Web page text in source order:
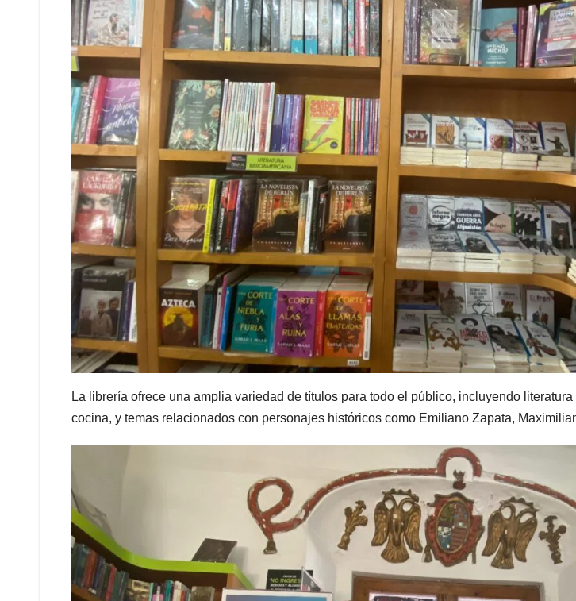
La librería ofrece una amplia variedad de títulos para todo el público, incluyendo
cocina, y temas relacionados con personajes históricos como Emiliano Zapata,